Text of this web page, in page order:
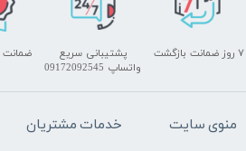
پشتیبانی سریع
واتساپ 09172092545
۷ روز ضمانت بازگشت ضمانت
خدمات مشتریان منوی سایت